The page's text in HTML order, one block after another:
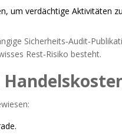
um verdächtige Aktivitäten
Rest‑Risiko besteht.